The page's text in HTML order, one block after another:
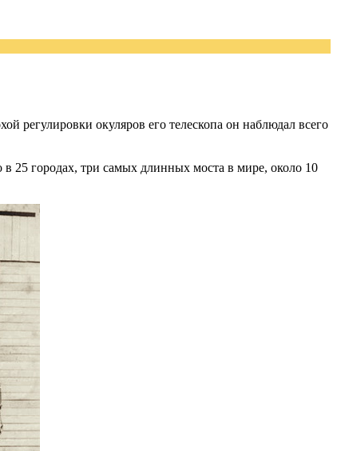
регулировки окуляров его телескопа он наблюдал всего
25 городах, три самых длинных моста в мире, около 10